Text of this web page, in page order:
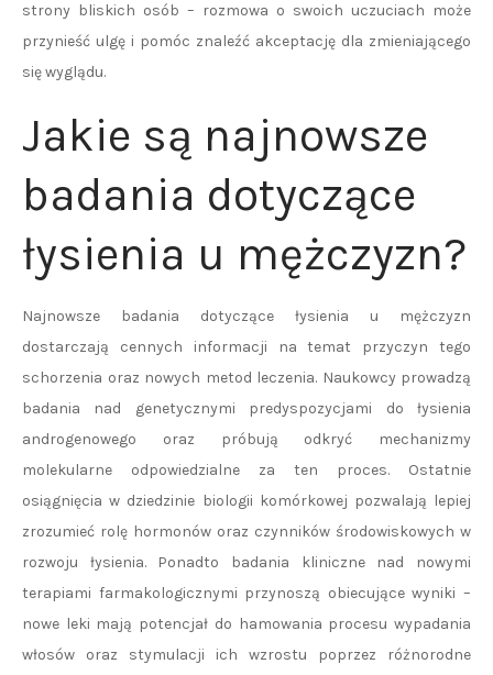
strony bliskich osób – rozmowa o swoich uczuciach może
przynieść ulgę i pomóc znaleźć akceptację dla zmieniającego
się wyglądu.
Jakie są najnowsze
badania dotyczące
łysienia u mężczyzn?
Najnowsze badania dotyczące łysienia u mężczyzn
dostarczają cennych informacji na temat przyczyn tego
schorzenia oraz nowych metod leczenia. Naukowcy prowadzą
badania nad genetycznymi predyspozycjami do łysienia
androgenowego oraz próbują odkryć mechanizmy
molekularne odpowiedzialne za ten proces. Ostatnie
osiągnięcia w dziedzinie biologii komórkowej pozwalają lepiej
zrozumieć rolę hormonów oraz czynników środowiskowych w
rozwoju łysienia. Ponadto badania kliniczne nad nowymi
terapiami farmakologicznymi przynoszą obiecujące wyniki –
nowe leki mają potencjał do hamowania procesu wypadania
włosów oraz stymulacji ich wzrostu poprzez różnorodne